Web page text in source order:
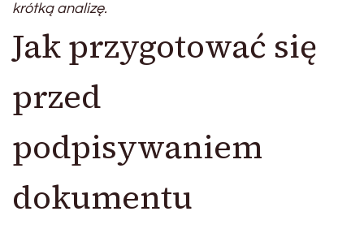
krótką analizę.
Jak przygotować się
przed
podpisywaniem
dokumentu